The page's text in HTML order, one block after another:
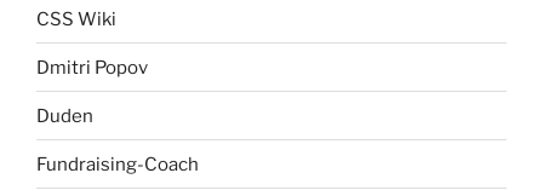
CSS Wiki
Dmitri Popov
Duden
Fundraising-Coach